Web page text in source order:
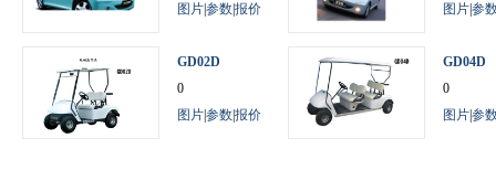
图片参数报价
图片参
GD02D
0
图片参数报价
GD04D
0
图片参